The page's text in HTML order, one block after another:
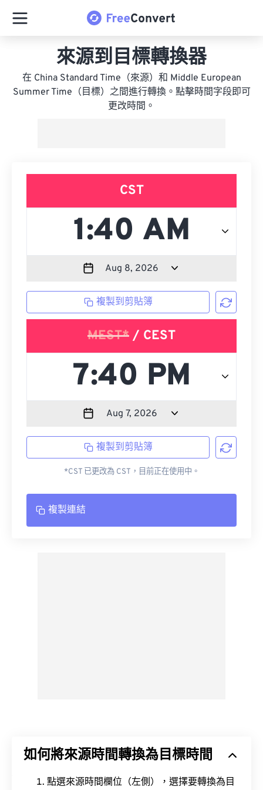
來源到目標轉換器
在 China Standard Time（來源）和 Middle European
Summer Time（目標）之間進行轉換。點擊時間字段即可
更改時間。
CST
複製到剪貼簿
MEST* / CEST
複製到剪貼簿
*CST 已更改為 CST，目前正在使用中。
複製連結
如何將來源時間轉換為目標時間
點選來源時間欄位（左側），選擇要轉換為目